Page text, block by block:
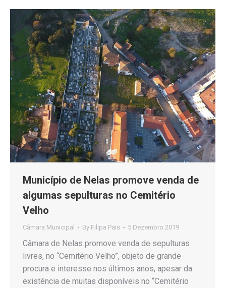
Município de Nelas promove venda de
algumas sepulturas no Cemitério
Velho
Câmara Municipal By Filipa Pais 5 Dezembro 2019
Câmara de Nelas promove venda de sepulturas
livres, no “Cemitério Velho”, objeto de grande
procura e interesse nos últimos anos, apesar da
existência de muitas disponíveis no “Cemitério